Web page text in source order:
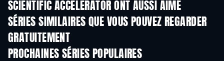
SCIENTIFIC ACCELERATOR ONT AUSSI AIMÉ
Série Série
SÉRIES SIMILAIRES QUE VOUS POUVEZ REGARDER
GRATUITEMENTSérie
PROCHAINES SÉRIES POPULAIRES
Série Série